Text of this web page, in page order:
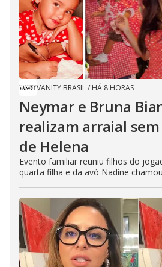
VANITY BRASIL/ HÁ 8 HORAS
Neymar e Bruna
realizam arraial
de Helena
Evento familiar reuniu filhos do
quarta filha e da avó Nadine